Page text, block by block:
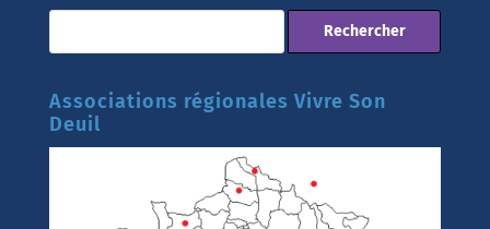
Associations régionales Vivre Son
Deuil